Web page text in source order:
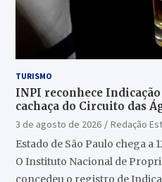
TURISMO
INPI reconhece
cachaça do Circuito das
3 de agosto de 2026
Redação
Estado de São Paulo chega a
O Instituto Nacional de